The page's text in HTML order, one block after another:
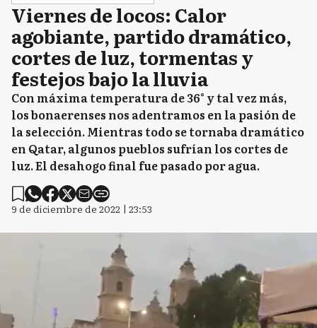
Viernes de locos: Calor
agobiante, partido dramático,
cortes de luz, tormentas y
festejos bajo la lluvia
Con máxima temperatura de 36° y tal vez más,
los bonaerenses nos adentramos en la pasión de
la selección. Mientras todo se tornaba dramático
en Qatar, algunos pueblos sufrían los cortes de
luz. El desahogo final fue pasado por agua.
9 de diciembre de 2022 | 23:53